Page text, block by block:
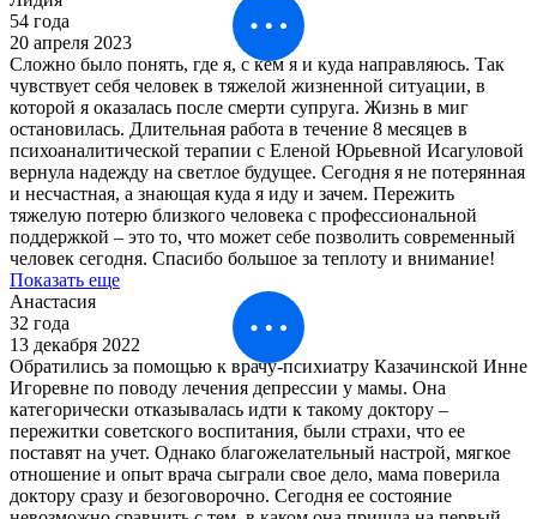
54 года
20 апреля 2023
Сложно было понять, где я, с кем я и куда направляюсь. Так
чувствует себя человек в тяжелой жизненной ситуации, в
которой я оказалась после смерти супруга. Жизнь в миг
остановилась. Длительная работа в течение 8 месяцев в
психоаналитической терапии с Еленой Юрьевной Исагуловой
вернула надежду на светлое будущее. Сегодня я не потерянная
и несчастная, а знающая куда я иду и зачем. Пережить
тяжелую потерю близкого человека с профессиональной
поддержкой – это то, что может себе позволить современный
человек сегодня. Спасибо большое за теплоту и внимание!
Показать еще
Анастасия
32 года
13 декабря 2022
Обратились за помощью к врачу-психиатру Казачинской Инне
Игоревне по поводу лечения депрессии у мамы. Она
категорически отказывалась идти к такому доктору –
пережитки советского воспитания, были страхи, что ее
поставят на учет. Однако благожелательный настрой, мягкое
отношение и опыт врача сыграли свое дело, мама поверила
доктору сразу и безоговорочно. Сегодня ее состояние